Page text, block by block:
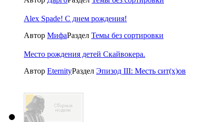
Alex Spade! С днем рождения!
Автор МифаРаздел Темы без сортировки
Место рождения детей Скайвокера.
Автор EternityРаздел Эпизод III: Месть сит(x)ов